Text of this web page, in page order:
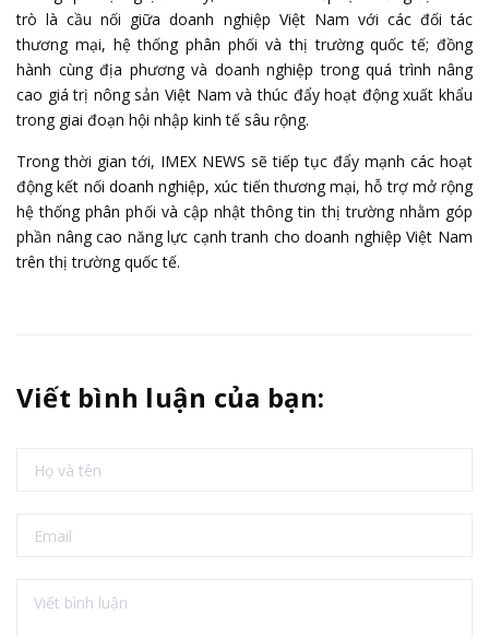
trò là cầu nối giữa doanh nghiệp Việt Nam với các đối tác
thương mại, hệ thống phân phối và thị trường quốc tế; đồng
hành cùng địa phương và doanh nghiệp trong quá trình nâng
cao giá trị nông sản Việt Nam và thúc đẩy hoạt động xuất khẩu
trong giai đoạn hội nhập kinh tế sâu rộng.
Trong thời gian tới, IMEX NEWS sẽ tiếp tục đẩy mạnh các hoạt
động kết nối doanh nghiệp, xúc tiến thương mại, hỗ trợ mở rộng
hệ thống phân phối và cập nhật thông tin thị trường nhằm góp
phần nâng cao năng lực cạnh tranh cho doanh nghiệp Việt Nam
trên thị trường quốc tế.
Viết bình luận của bạn: